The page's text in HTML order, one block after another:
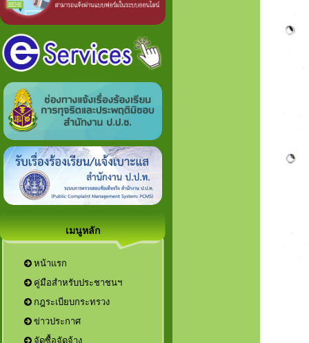
เมนูหลัก
หน้าแรก
คู่มือสำหรับประชาชนฯ
กฎระเบียบกระทรวง
ข่าวประกาศ
จัดซื้อจัดจ้าง